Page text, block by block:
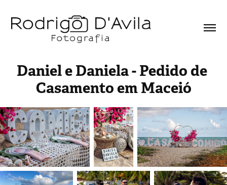
Daniel e Daniela - Pedido de
Casamento em Maceió